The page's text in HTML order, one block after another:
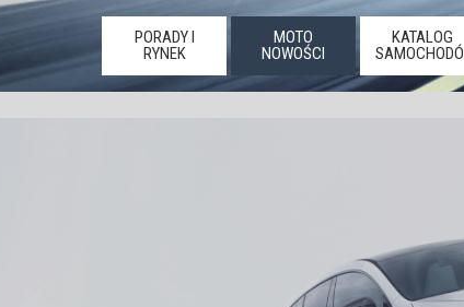
PORADY I
RYNEK
MOTO
NOWOŚCI
KATALOG